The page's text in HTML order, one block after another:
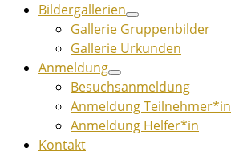
Bildergallerien
Gallerie Gruppenbilder
Gallerie Urkunden
Anmeldung
Besuchsanmeldung
Anmeldung Teilnehmer*in
Anmeldung Helfer*in
Kontakt